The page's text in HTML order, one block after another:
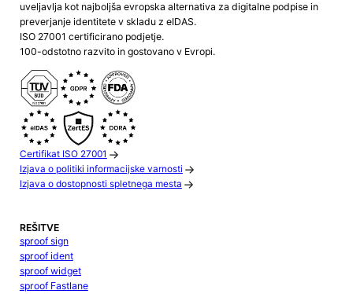
uveljavlja kot najboljša evropska alternativa za digitalne podpise in
preverjanje identitete v skladu z eIDAS.
ISO 27001 certificirano podjetje.
100-odstotno razvito in gostovano v Evropi.
Certifikat ISO 27001
Izjava o politiki informacijske varnosti
Izjava o dostopnosti spletnega mesta
REŠITVE
sproof sign
sproof ident
sproof widget
sproof Fastlane